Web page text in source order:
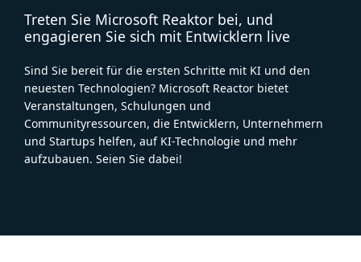
Treten Sie Microsoft Reaktor bei, und
engagieren Sie sich mit Entwicklern live
Sind Sie bereit für die ersten Schritte mit KI und den
neuesten Technologien? Microsoft Reactor bietet
Veranstaltungen, Schulungen und
Communityressourcen, die Entwicklern, Unternehmern
und Startups helfen, auf KI-Technologie und mehr
aufzubauen. Seien Sie dabei!